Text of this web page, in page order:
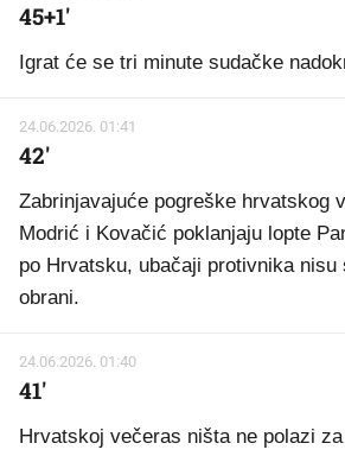
45+1'
Igrat će se tri minute sudačke
24.06.2026. 01:41
42'
Zabrinjavajuće pogreške hrvatskog
Modrić i Kovačić poklanjaju lopte
po Hrvatsku, ubačaji protivnika nisu
obrani.
24.06.2026. 01:40
41'
Hrvatskoj večeras ništa ne polazi